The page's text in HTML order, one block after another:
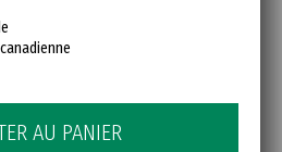
AU PANIER